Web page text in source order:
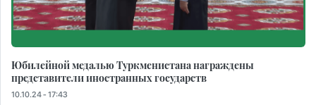
Юбилейной медалью Туркменистана награждены
представители иностранных государств
10.10.24 - 17:43